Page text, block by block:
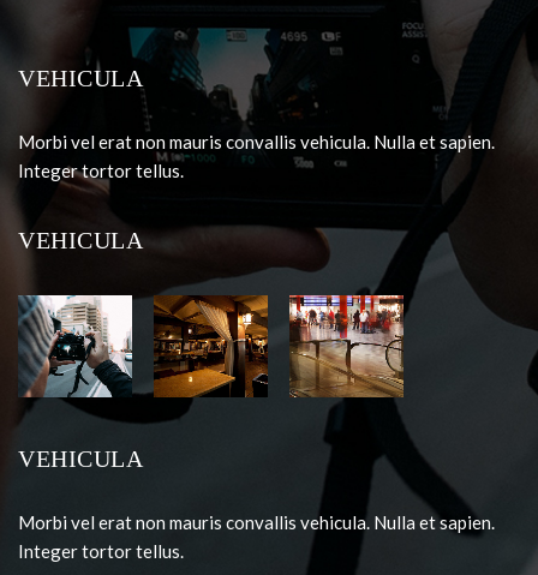
VEHICULA
Morbi vel erat non mauris convallis vehicula. Nulla et sapien.
Integer tortor tellus.
VEHICULA
VEHICULA
Morbi vel erat non mauris convallis vehicula. Nulla et sapien.
Integer tortor tellus.